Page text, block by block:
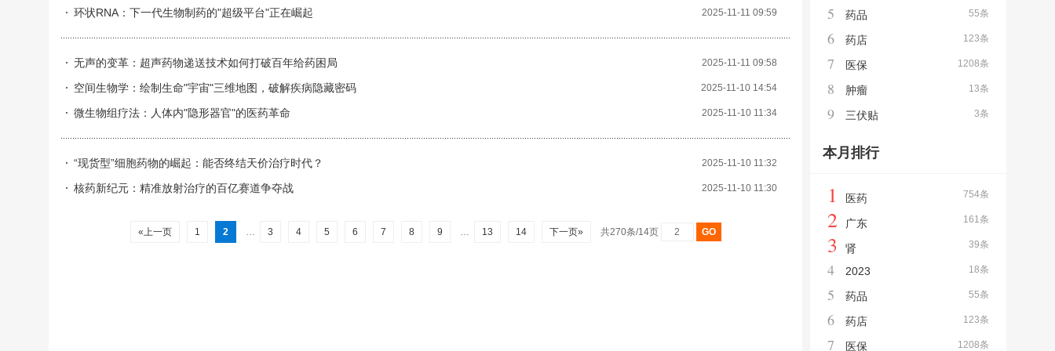
2025-11-11 09:59
环状RNA：下一代生物制药的"超级平台"正在崛起
2025-11-11 09:58
无声的变革：超声药物递送技术如何打破百年给药困局
2025-11-10 14:54
空间生物学：绘制生命"宇宙"三维地图，破解疾病隐藏密码
2025-11-10 11:34
微生物组疗法：人体内"隐形器官"的医药革命
2025-11-10 11:32
“现货型”细胞药物的崛起：能否终结天价治疗时代？
2025-11-10 11:30
核药新纪元：精准放射治疗的百亿赛道争夺战
«上一页 1 2 … 3 4 5 6 7 8 9 … 13 14 下一页» 共270条/14页
55条
5 药品
123条
6 药店
1208条
7 医保
13条
8 肿瘤
3条
9 三伏贴
本月排行
754条
1 医药
161条
2 广东
39条
3 肾
18条
4 2023
55条
5 药品
123条
6 药店
1208条
7 医保